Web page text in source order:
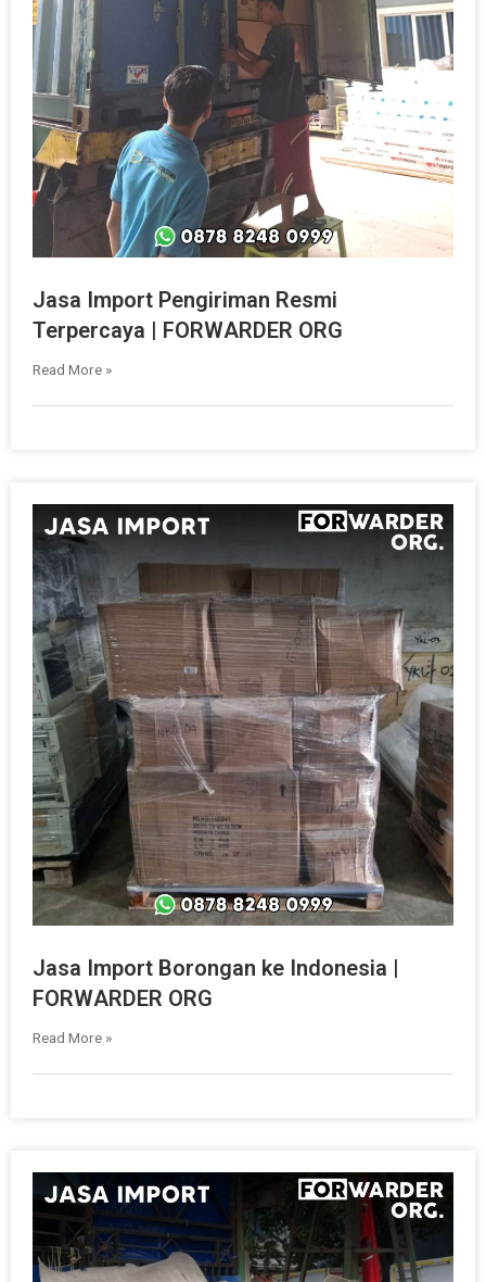
Jasa Import Pengiriman Resmi
Terpercaya | FORWARDER ORG
Read More »
Jasa Import Borongan ke Indonesia |
FORWARDER ORG
Read More »